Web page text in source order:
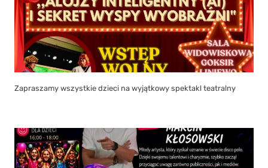
Zapraszamy wszystkie dzieci na wyjątkowy spektakl teatralny